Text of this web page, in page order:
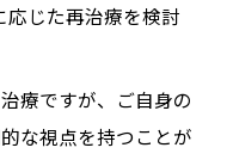
応じた再治療を検討
療ですが、ご自身の
な視点を持つことが